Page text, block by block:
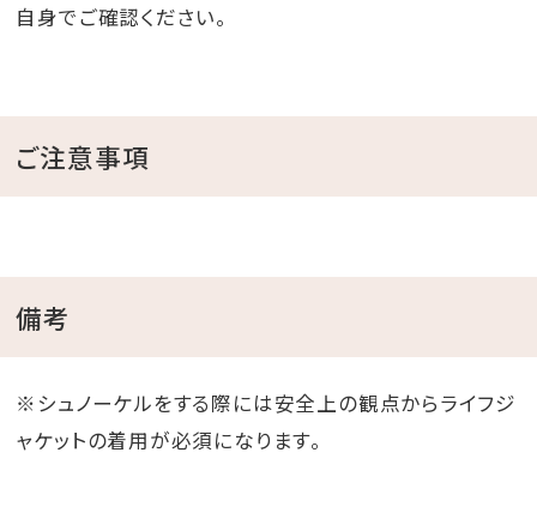
自身でご確認ください。
ご注意事項
備考
※シュノーケルをする際には安全上の観点からライフジ
ャケットの着用が必須になります。